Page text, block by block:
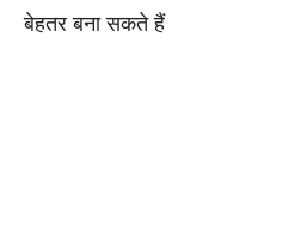
बेहतर बना सकते हैं